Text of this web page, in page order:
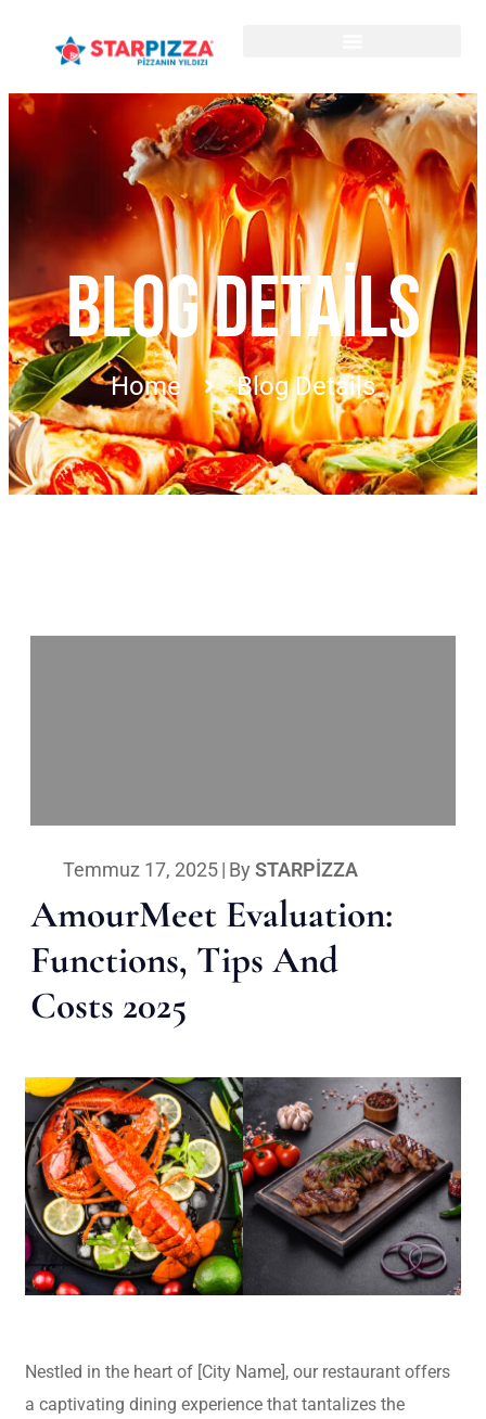
BLOG DETAILS
Home Blog Details
Temmuz 17, 2025| By STARPIZZA
AmourMeet Evaluation:
Functions, Tips And
Costs 2025
Nestled in the heart of [City Name], our restaurant offers
a captivating dining experience that tantalizes the